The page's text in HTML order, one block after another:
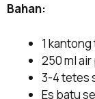
Bahan:
1
250 ml air
3-4 tetes
Es batu